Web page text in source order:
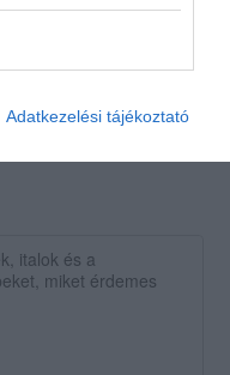
Adatkezelési tájékoztató
Jelentés